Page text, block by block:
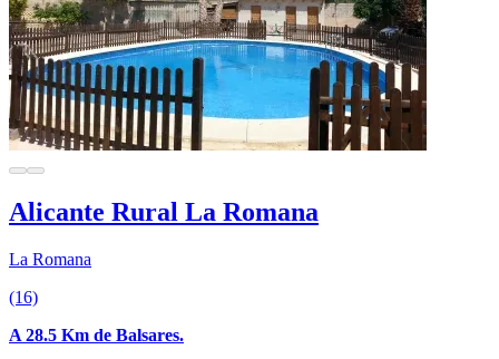
Alicante Rural La Romana
La Romana
(16)
A 28.5 Km de Balsares.